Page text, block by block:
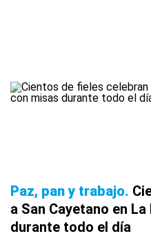
Paz, pan y trabajo
a San Cayetano en
durante todo el día